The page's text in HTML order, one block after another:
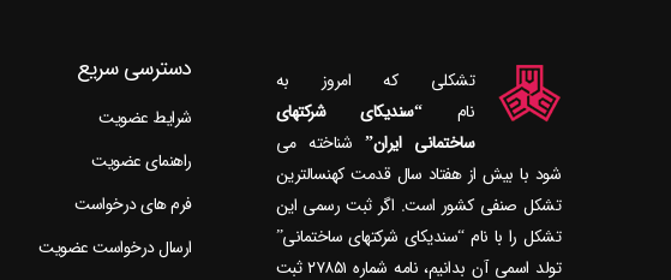
تشکلی که امروز به
نام“سندیکای شرکتهای
ساختمانی ایران”
شود با بیش از هفتاد سال قدمت کهنسال‎ترین
تشکل صنفی کشور است. اگر ثبت رسمی این
تشکل را با نام “سندیکای شرکتهای ساختمانی”
تولد اسمی آن بدانیم، نامه شماره ۲۷۸۵۱ ثبت
دسترسی سریع
شرایط عضویت
راهنمای عضویت
فرم های درخواست
ارسال درخواست عضویت